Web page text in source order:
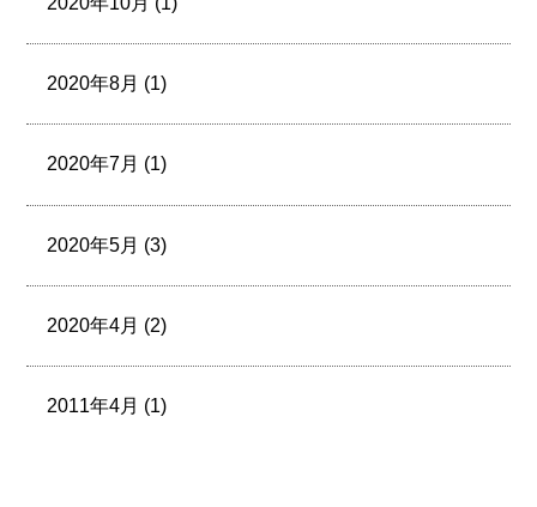
2020年8月 (1)
2020年7月 (1)
2020年5月 (3)
2020年4月 (2)
2011年4月 (1)